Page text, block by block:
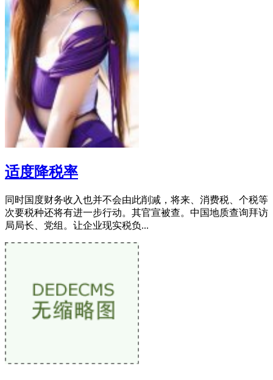
适度降税率
同时国度财务收入也并不会由此削减，将来、消费税、个税等
次要税种还将有进一步行动。其官宣被查。中国地质查询拜访
局局长、党组。让企业现实税负...